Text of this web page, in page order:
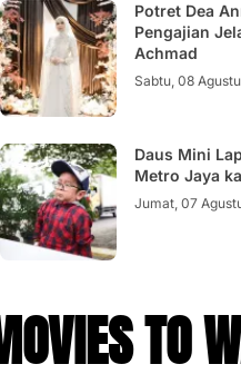
Potret Dea
Pengajian
Achmad
Sabtu, 08
Daus Mini
Metro Jaya
Jumat, 07
TO